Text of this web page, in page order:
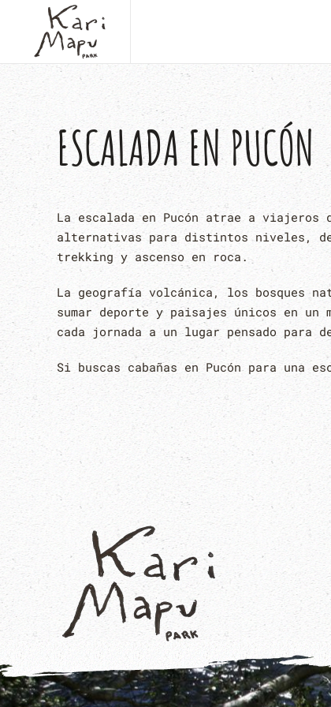
ESCALADA EN PUCÓN
La escalada en Pucón atrae a
alternativas para distintos niveles,
trekking y ascenso en roca.
La geografía volcánica, los bosques
sumar deporte y paisajes únicos en un
cada jornada a un lugar pensado para
Si buscas cabañas en Pucón para